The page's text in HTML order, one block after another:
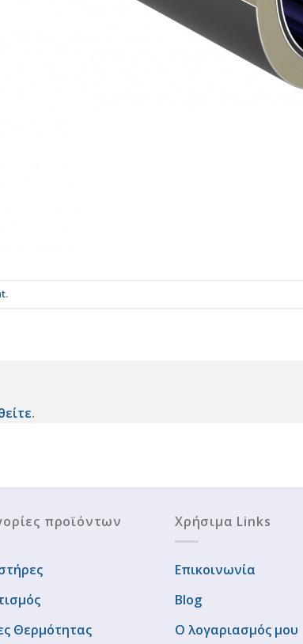
.
.
προϊόντων
Θερμότητας
Χρήσιμα Links
Επικοινωνία
Blog
Ο λογαριασμός μου